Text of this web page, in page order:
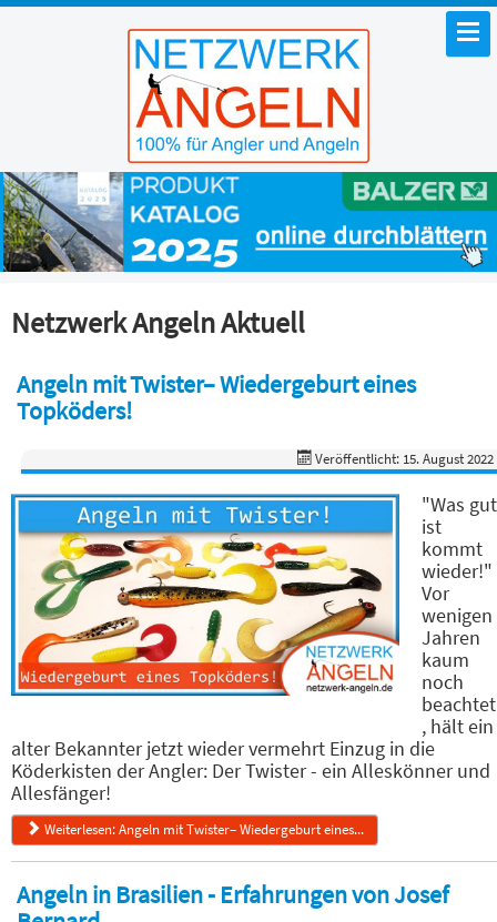
Netzwerk Angeln Aktuell
Angeln mit Twister– Wiedergeburt eines
Topköders!
Veröffentlicht: 15. August 2022
"Was gut
ist
kommt
wieder!"
Vor
wenigen
Jahren
kaum
noch
beachtet
, hält ein
alter Bekannter jetzt wieder vermehrt Einzug in die
Köderkisten der Angler: Der Twister - ein Alleskönner und
Allesfänger!
Weiterlesen: Angeln mit Twister– Wiedergeburt eines...
Angeln in Brasilien - Erfahrungen von Josef